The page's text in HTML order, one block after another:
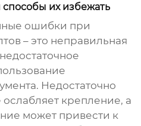
их избежать
ошибки при
– это неправильная
Недостаточно
крепление, а
может привести к